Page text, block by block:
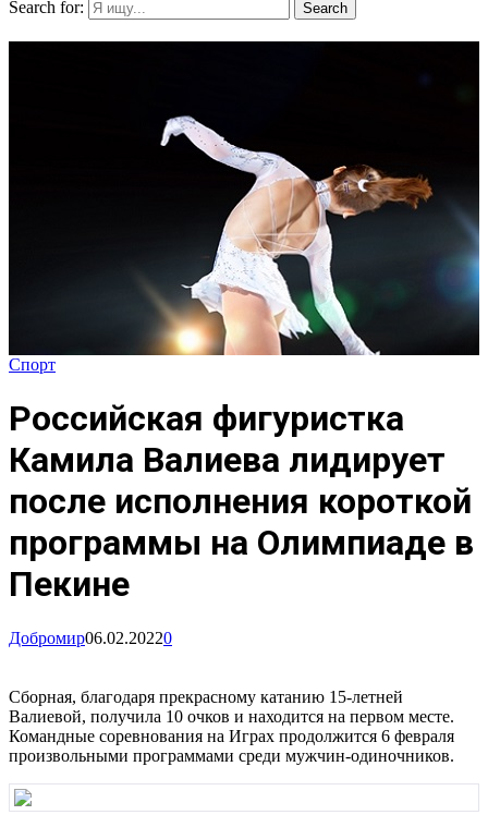
Search for: Search
Спорт
Российская фигуристка
Камила Валиева лидирует
после исполнения короткой
программы на Олимпиаде в
Пекине
Добромир06.02.20220
Сборная, благодаря прекрасному катанию 15-летней
Валиевой, получила 10 очков и находится на первом месте.
Командные соревнования на Играх продолжится 6 февраля
произвольными программами среди мужчин-одиночников.